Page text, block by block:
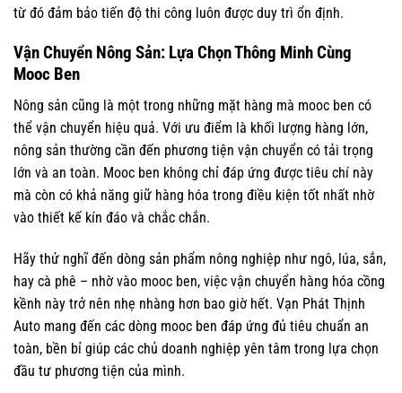
từ đó đảm bảo tiến độ thi công luôn được duy trì ổn định.
Vận Chuyển Nông Sản: Lựa Chọn Thông Minh Cùng
Mooc Ben
Nông sản cũng là một trong những mặt hàng mà mooc ben có
thể vận chuyển hiệu quả. Với ưu điểm là khối lượng hàng lớn,
nông sản thường cần đến phương tiện vận chuyển có tải trọng
lớn và an toàn. Mooc ben không chỉ đáp ứng được tiêu chí này
mà còn có khả năng giữ hàng hóa trong điều kiện tốt nhất nhờ
vào thiết kế kín đáo và chắc chắn.
Hãy thử nghĩ đến dòng sản phẩm nông nghiệp như ngô, lúa, sắn,
hay cà phê – nhờ vào mooc ben, việc vận chuyển hàng hóa cồng
kềnh này trở nên nhẹ nhàng hơn bao giờ hết. Vạn Phát Thịnh
Auto mang đến các dòng mooc ben đáp ứng đủ tiêu chuẩn an
toàn, bền bỉ giúp các chủ doanh nghiệp yên tâm trong lựa chọn
đầu tư phương tiện của mình.